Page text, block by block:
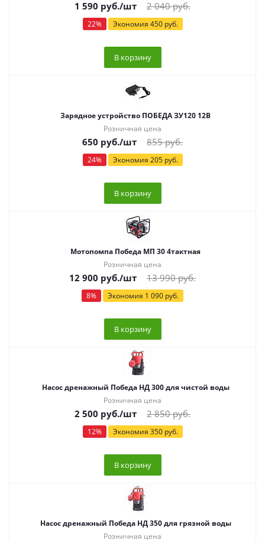
1 590 руб./шт 2 040руб.
22% Экономия 450руб.
В корзину
Зарядное устройство ПОБЕДА ЗУ120 12В
Розничная цена
650 руб./шт 855руб.
24% Экономия 205руб.
В корзину
Мотопомпа Победа МП 30 4тактная
Розничная цена
12 900 руб./шт 13 990руб.
8% Экономия 1 090 руб.
В корзину
Насос дренажный Победа НД 300 для чистой воды
Розничная цена
2 500 руб./шт 2 850руб.
12% Экономия 350руб.
В корзину
Насос дренажный Победа НД 350 для грязной воды
Розничная цена